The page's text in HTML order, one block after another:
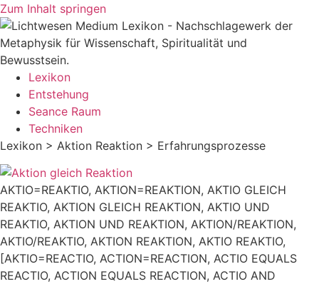
Zum Inhalt springen
Lexikon
Entstehung
Seance Raum
Techniken
Lexikon > Aktion Reaktion > Erfahrungsprozesse
AKTIO=REAKTIO, AKTION=REAKTION, AKTIO GLEICH
REAKTIO, AKTION GLEICH REAKTION, AKTIO UND
REAKTIO, AKTION UND REAKTION, AKTION/REAKTION,
AKTIO/REAKTIO, AKTION REAKTION, AKTIO REAKTIO,
[AKTIO=REACTIO, ACTION=REACTION, ACTIO EQUALS
REACTIO, ACTION EQUALS REACTION, ACTIO AND